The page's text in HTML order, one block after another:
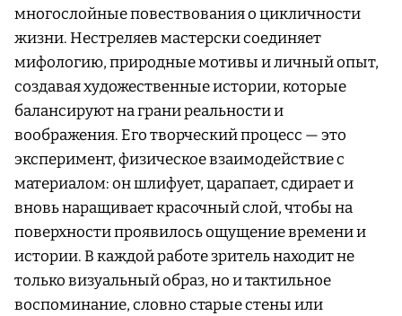
многослойные повествования о цикличности
жизни. Нестреляев мастерски соединяет
мифологию, природные мотивы и личный опыт,
создавая художественные истории, которые
балансируют на грани реальности и
воображения. Его творческий процесс — это
эксперимент, физическое взаимодействие с
материалом: он шлифует, царапает, сдирает и
вновь наращивает красочный слой, чтобы на
поверхности проявилось ощущение времени и
истории. В каждой работе зритель находит не
только визуальный образ, но и тактильное
воспоминание, словно старые стены или